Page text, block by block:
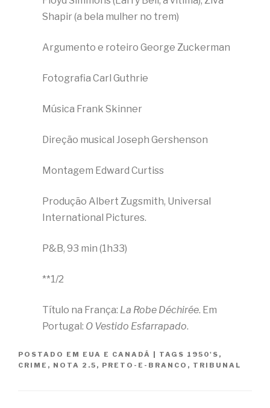
Shapir (a bela mulher no trem)
Argumento e roteiro George Zuckerman
Fotografia Carl Guthrie
Música Frank Skinner
Direção musical Joseph Gershenson
Montagem Edward Curtiss
Produção Albert Zugsmith, Universal
International Pictures.
P&B, 93 min (1h33)
**1/2
Título na França: La Robe Déchirée. Em
Portugal: O Vestido Esfarrapado.
POSTADO EM EUA E CANADÁ | TAGS 1950'S ,
CRIME , NOTA 2.5 , PRETO-E-BRANCO , TRIBUNAL